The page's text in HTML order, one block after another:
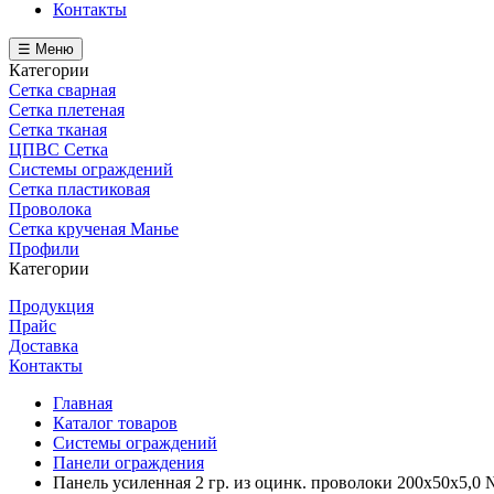
Контакты
☰ Меню
Категории
Сетка сварная
Сетка плетеная
Сетка тканая
ЦПВС Сетка
Системы ограждений
Сетка пластиковая
Проволока
Сетка крученая Манье
Профили
Категории
Продукция
Прайс
Доставка
Контакты
Главная
Каталог товаров
Системы ограждений
Панели ограждения
Панель усиленная 2 гр. из оцинк. проволоки 200х50х5,0